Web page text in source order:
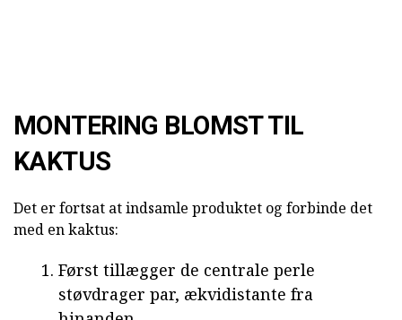
MONTERING BLOMST TIL
KAKTUS
Det er fortsat at indsamle produktet og forbinde det
med en kaktus:
Først tillægger de centrale perle
støvdrager par, ækvidistante fra